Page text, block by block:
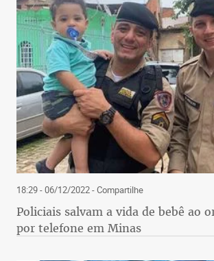
18:29 - 06/12/2022- Compartilhe
Policiais salvam a vida de bebê ao
por telefone em Minas